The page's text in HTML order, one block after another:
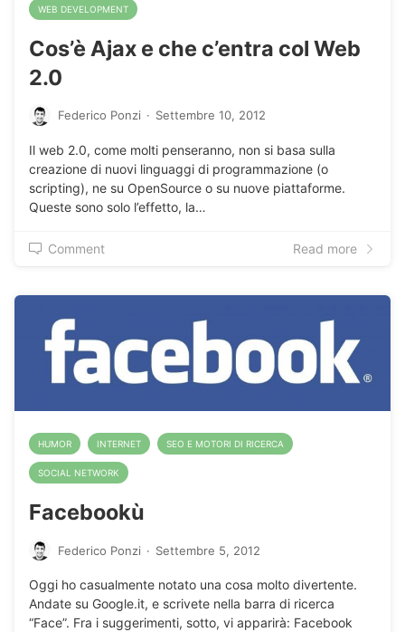
WEB DEVELOPMENT
Cos’è Ajax e che c’entra col Web
2.0
Federico Ponzi · Settembre 10, 2012
Il web 2.0, come molti penseranno, non si basa sulla
creazione di nuovi linguaggi di programmazione (o
scripting), ne su OpenSource o su nuove piattaforme.
Queste sono solo l’effetto, la…
Comment Read more
HUMOR INTERNET SEO E MOTORI DI RICERCA
SOCIAL NETWORK
Facebookù
Federico Ponzi · Settembre 5, 2012
Oggi ho casualmente notato una cosa molto divertente.
Andate su Google.it, e scrivete nella barra di ricerca
“Face”. Fra i suggerimenti, sotto, vi apparirà: Facebook